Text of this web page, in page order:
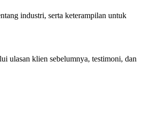
industri, serta keterampilan untuk
ulasan klien sebelumnya, testimoni, dan